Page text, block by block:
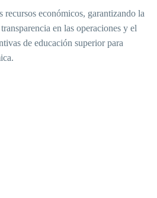
recursos económicos, garantizando la
en las operaciones y el
de educación superior para